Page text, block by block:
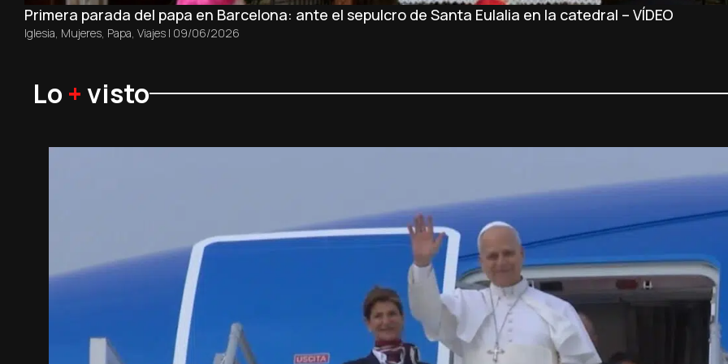
Primera parada del papa en Barcelona: ante el sepulcro de Santa Eulalia en la catedral – VÍDEO
Iglesia Mujeres Papa Viajes | 09/06/2026
Lo +visto